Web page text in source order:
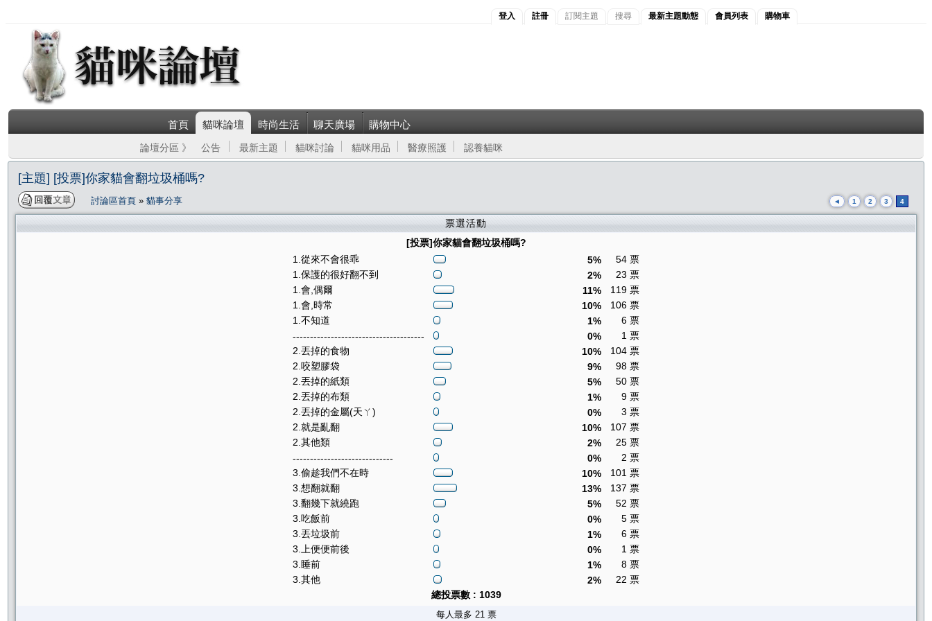
登入 註冊 訂閱主題 搜尋 最新主題動態 會員列表 購物車
首頁 貓咪論壇 時尚生活 聊天廣場 購物中心
論壇分區 》 公告 最新主題 貓咪討論 貓咪用品 醫療照護 認養貓咪
[主題] [投票]你家貓會翻垃圾桶嗎?
討論區首頁 » 貓事分享 ◄ 1 2 3 4
票選活動
[投票]你家貓會翻垃圾桶嗎?
1.從來不會很乖
5%
54 票
1.保護的很好翻不到
2%
23 票
1.會,偶爾
11%
119 票
1.會,時常
10%
106 票
1.不知道
1%
6 票
--------------------------------------
0%
1 票
2.丟掉的食物
10%
104 票
2.咬塑膠袋
9%
98 票
2.丟掉的紙類
5%
50 票
2.丟掉的布類
1%
9 票
2.丟掉的金屬(天ㄚ)
0%
3 票
2.就是亂翻
10%
107 票
2.其他類
2%
25 票
-----------------------------
0%
2 票
3.偷趁我們不在時
10%
101 票
3.想翻就翻
13%
137 票
3.翻幾下就繞跑
5%
52 票
3.吃飯前
0%
5 票
3.丟垃圾前
1%
6 票
3.上便便前後
0%
1 票
3.睡前
1%
8 票
3.其他
2%
22 票
總投票數 : 1039
每人最多 21 票